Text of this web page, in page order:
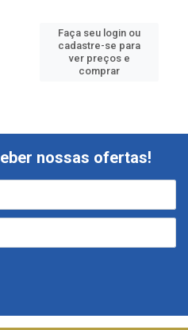
Faça seu login ou
cadastre-se para
ver preços e
comprar
nossas ofertas!